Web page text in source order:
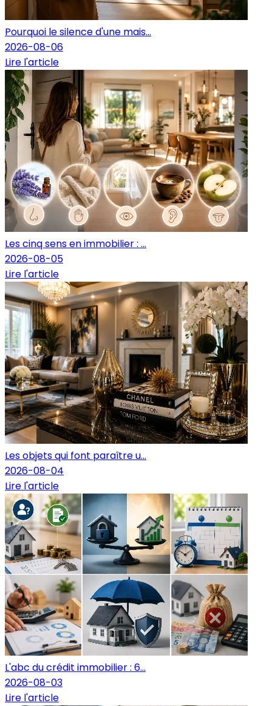
Pourquoi le silence d'une mais...
2026-08-06
Lire l'article
Les cinq sens en immobilier : ...
2026-08-05
Lire l'article
Les objets qui font paraître u...
2026-08-04
Lire l'article
L'abc du crédit immobilier : 6...
2026-08-03
Lire l'article